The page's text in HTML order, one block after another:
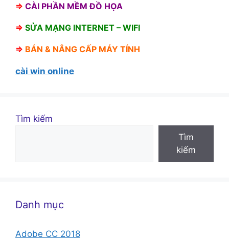
⇒ CÀI PHẦN MỀM ĐỒ HỌA
⇒ SỬA MẠNG INTERNET – WIFI
⇒ BÁN & NÂNG CẤP MÁY TÍNH
cài win online
Tìm kiếm
Tìm
kiếm
Danh mục
Adobe CC 2018